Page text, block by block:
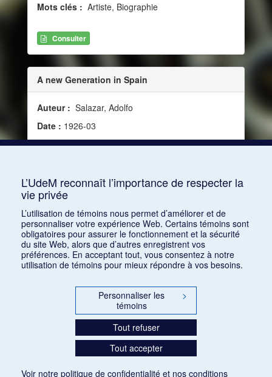
Mots clés : Artiste, Biographie
Consulter
A new Generation in Spain
Auteur : Salazar, Adolfo
Date : 1926-03
Source :Modern Music, vol. 3, no 3 (mars 1926)
L’UdeM reconnaît l’importance de respecter la
vie privée
L’utilisation de témoins nous permet d’améliorer et de
personnaliser votre expérience Web. Certains témoins sont
obligatoires pour assurer le fonctionnement et la sécurité
du site Web, alors que d’autres enregistrent vos
préférences. En acceptant tout, vous consentez à notre
utilisation de témoins pour mieux répondre à vos besoins.
Personnaliser les
témoins
>
Tout refuser
Tout accepter
Voir notre politique de confidentialité et nos conditions